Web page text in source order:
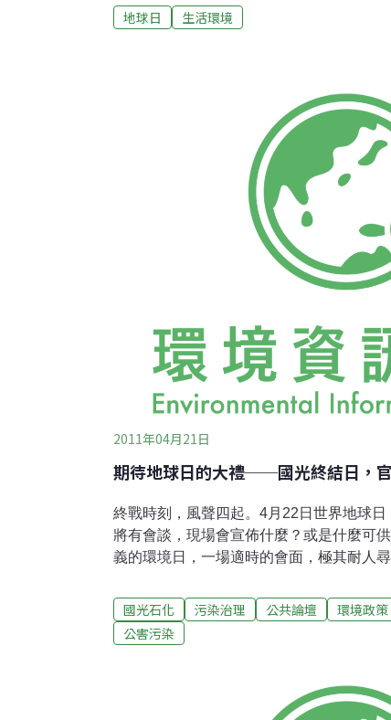
萬，還有很大的成長空間。根據目前綠行
地區是北部，個人部分佔總響應人數
是3倍。從議題來看，參與承諾的民眾在八
的是「資源回收再利用」佔12.95%、其次
能源」12.86%，而最低是「綠倡議」佔
法案的關注度偏低。八
地球日 生活環境
2011年04月21日
期待地球日的大禮──國光終結日，
終戰時刻，風聲四起。4月22日世界地球
將有會談，現場會宣佈什麼？或是什麼可
義的環境日，一場適時的會面，極其耐人
的總檢討，甚至在日本核災發生之際，反
至關連未來產業結構的佈局。反國光石化
發問題，通往環境永續的思考，如果以單
策。至於政府高層，不必以為國光案終結
所在，不只荒謬的興建政策，更在一路走
國光石化 污染治理 公共論壇 環境政策
公害污染